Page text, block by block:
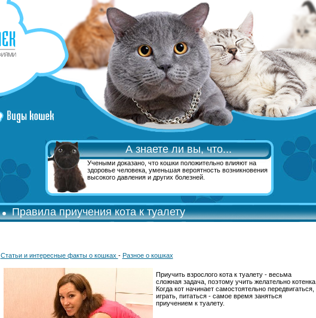
А знаете ли вы, что...
Учеными доказано, что кошки положительно влияют на
здоровье человека, уменьшая вероятность возникновения
высокого давления и других болезней.
Правила приучения кота к туалету
Статьи и интересные факты о кошках - Разное о кошках
Приучить взрослого кота к туалету - весьма
сложная задача, поэтому учить желательно котенка.
Когда кот начинает самостоятельно передвигаться,
играть, питаться - самое время заняться
приучением к туалету.